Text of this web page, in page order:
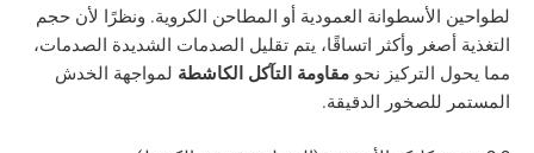
العمودية أو المطاحن الكروية. ونظرًا لأن حجم
وأكثر اتساقًا، يتم تقليل الصدمات الشديدة الصدمات،
نحو مقاومة التآكل الكاشطةلمواجهة الخدش
الدقيقة.